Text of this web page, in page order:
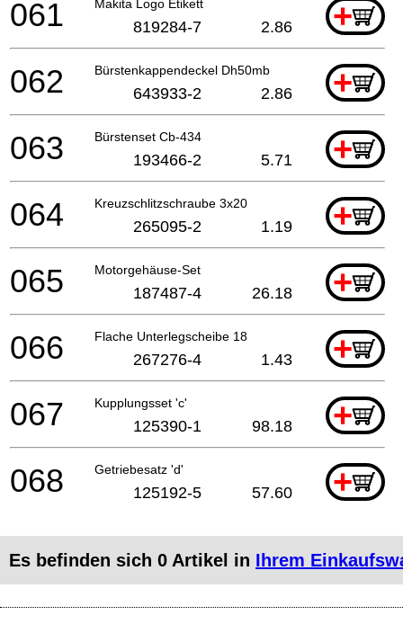
Makita Logo Etikett +
061 819284-7 2.86
Bürstenkappendeckel Dh50mb +
062 643933-2 2.86
Bürstenset Cb-434 +
063 193466-2 5.71
Kreuzschlitzschraube 3x20 +
064 265095-2 1.19
Motorgehäuse-Set +
065 187487-4 26.18
Flache Unterlegscheibe 18 +
066 267276-4 1.43
Kupplungsset 'c' +
067 125390-1 98.18
Getriebesatz 'd' +
068 125192-5 57.60
Es befinden sich 0 Artikel in Ihrem